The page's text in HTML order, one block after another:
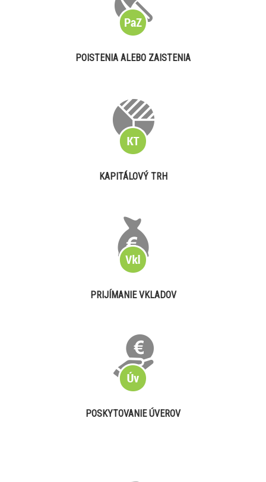
POISTENIA ALEBO ZAISTENIA
KAPITÁLOVÝ TRH
PRIJÍMANIE VKLADOV
POSKYTOVANIE ÚVEROV